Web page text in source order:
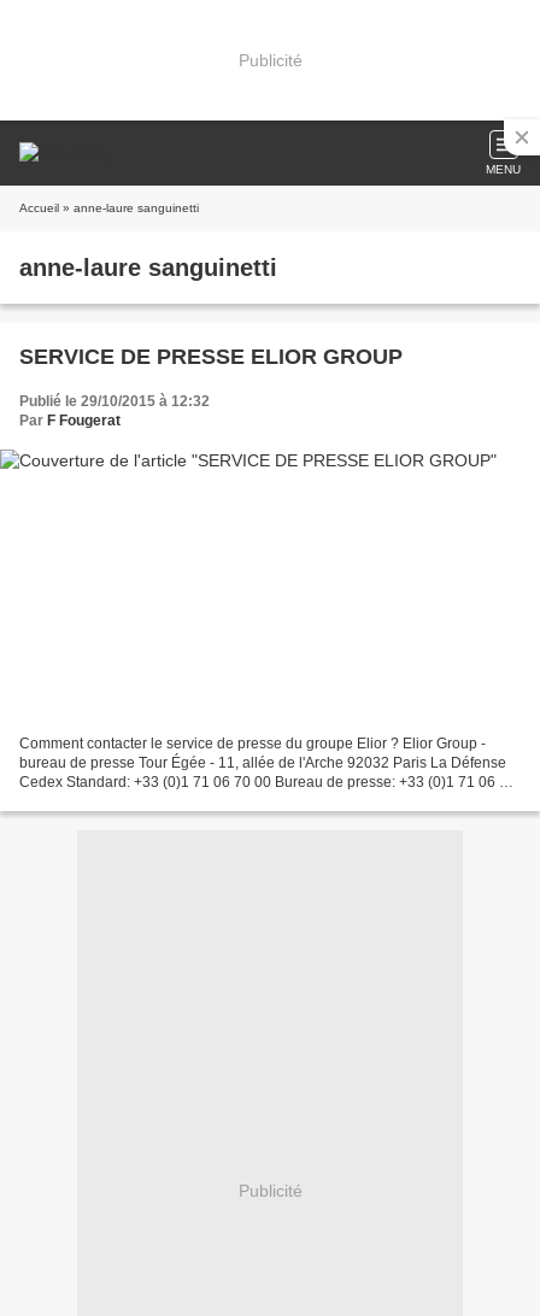
Publicité
MENU
Accueil » anne-laure sanguinetti
anne-laure sanguinetti
SERVICE DE PRESSE ELIOR GROUP
Publié le 29/10/2015 à 12:32
Par F Fougerat
Comment contacter le service de presse du groupe Elior ? Elior Group -
bureau de presse Tour Égée - 11, allée de l'Arche 92032 Paris La Défense
Cedex Standard: +33 (0)1 71 06 70 00 Bureau de presse: +33 (0)1 71 06 70
Publicité